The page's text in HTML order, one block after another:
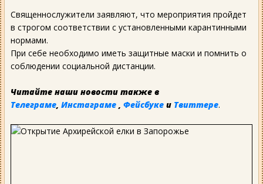
Священнослужители заявляют, что мероприятия пройдет
в строгом соответствии с установленными карантинными
нормами.
При себе необходимо иметь защитные маски и помнить о
соблюдении социальной дистанции.
Читайте наши новости также в
Телеграме Инстаграме Фейсбуке и Твиттере.